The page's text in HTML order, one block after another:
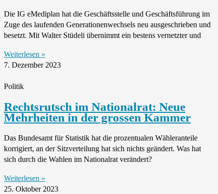
Die IG eMediplan hat die Geschäftsstelle und Geschäftsführung im
Zuge des laufenden Generationenwechsels neu ausgeschrieben und
besetzt. Mit Walter Stüdeli übernimmt ein bestens vernetzter und
Weiterlesen »
7. Dezember 2023
Politik
Rechtsrutsch im Nationalrat: Neue
Mehrheiten in der grossen Kammer
Das Bundesamt für Statistik hat die prozentualen Wähleranteile
korrigiert, an der Sitzverteilung hat sich nichts geändert. Was hat
sich durch die Wahlen im Nationalrat verändert?
Weiterlesen »
25. Oktober 2023